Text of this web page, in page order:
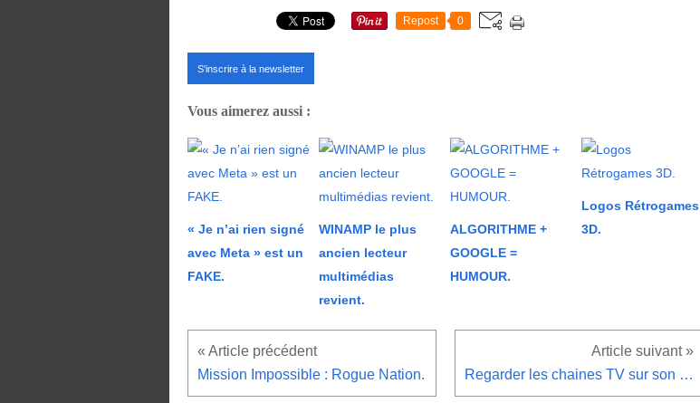
Repost 0
S'inscrire à la newsletter
Vous aimerez aussi :
« Je n’ai rien signé
avec Meta » est un
FAKE.
WINAMP le plus
ancien lecteur
multimédias
revient.
ALGORITHME +
GOOGLE =
HUMOUR.
Logos Rétrogames
3D.
Mission Impossible : Rogue Nation. Regarder les chaines TV sur son ordinateur avec ZedTV portable.